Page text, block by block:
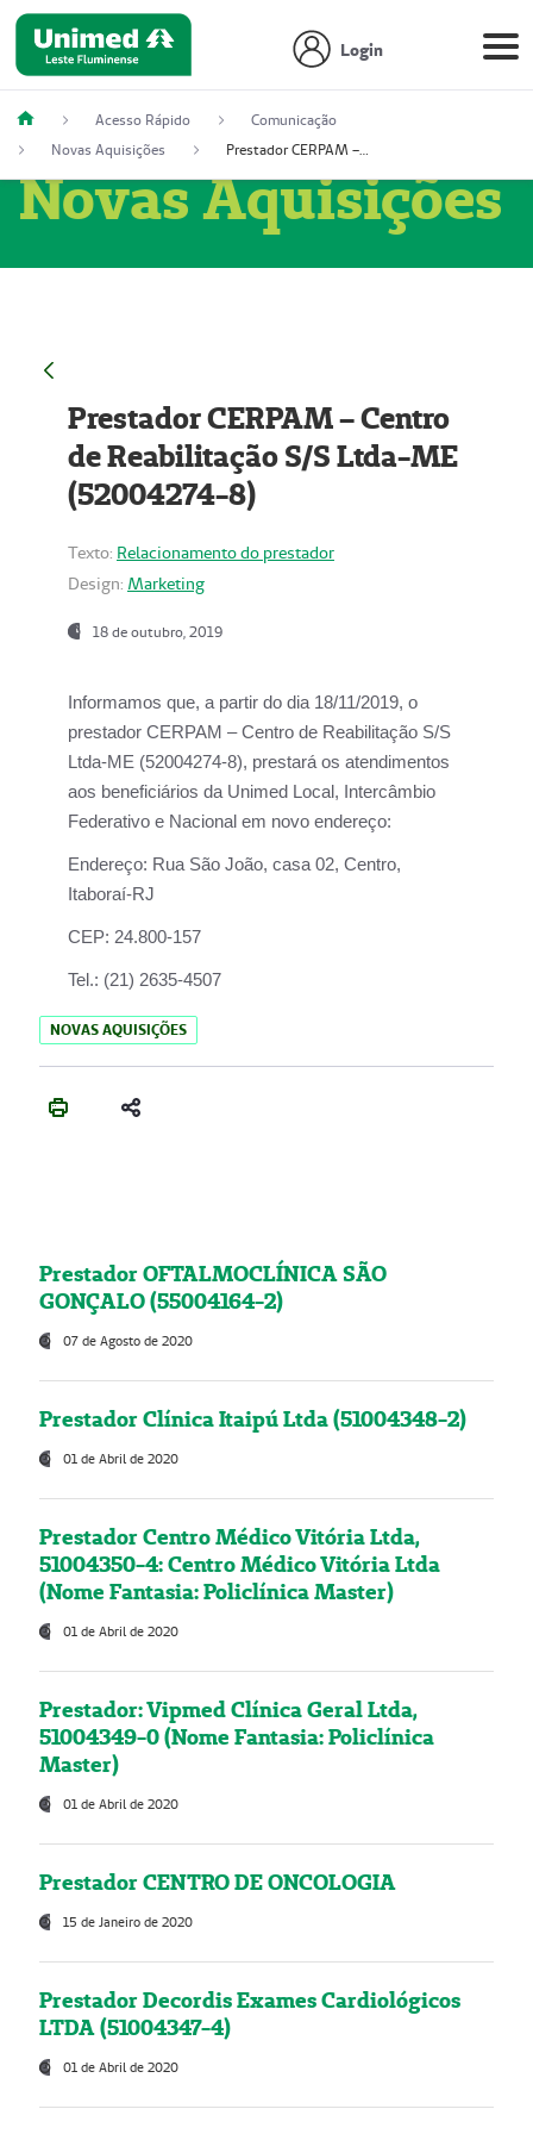
Login
Acesso Rápido
Comunicação
Novas Aquisições
Prestador CERPAM – Centro de Reabilitação S/S Ltda-ME (52004274-8)
Novas Aquisições
Prestador CERPAM – Centro
de Reabilitação S/S Ltda-ME
(52004274-8)
Texto: Relacionamento do prestador
Design: Marketing
18 de outubro, 2019
Informamos que, a partir do dia 18/11/2019, o
prestador CERPAM – Centro de Reabilitação S/S
Ltda-ME (52004274-8), prestará os atendimentos
aos beneficiários da Unimed Local, Intercâmbio
Federativo e Nacional em novo endereço:
Endereço: Rua São João, casa 02, Centro,
Itaboraí-RJ
CEP: 24.800-157
Tel.: (21) 2635-4507
NOVAS AQUISIÇÕES
Prestador OFTALMOCLÍNICA SÃO
GONÇALO (55004164-2)
07 de Agosto de 2020
Prestador Clínica Itaipú Ltda (51004348-2)
01 de Abril de 2020
Prestador Centro Médico Vitória Ltda,
51004350-4: Centro Médico Vitória Ltda
(Nome Fantasia: Policlínica Master)
01 de Abril de 2020
Prestador: Vipmed Clínica Geral Ltda,
51004349-0 (Nome Fantasia: Policlínica
Master)
01 de Abril de 2020
Prestador CENTRO DE ONCOLOGIA
15 de Janeiro de 2020
Prestador Decordis Exames Cardiológicos
LTDA (51004347-4)
01 de Abril de 2020